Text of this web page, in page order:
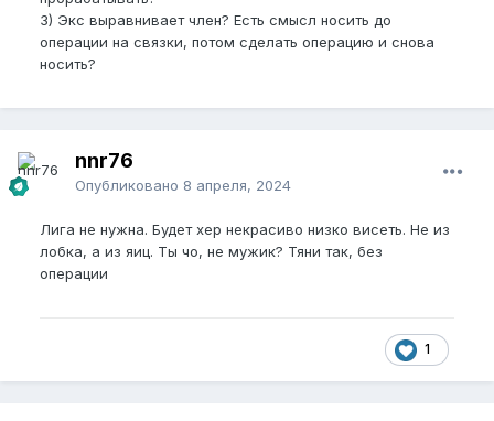
3) Экс выравнивает член? Есть смысл носить до
операции на связки, потом сделать операцию и снова
носить?
nnr76
Опубликовано 8 апреля, 2024
Лига не нужна. Будет хер некрасиво низко висеть. Не из
лобка, а из яиц. Ты чо, не мужик? Тяни так, без
операции
1